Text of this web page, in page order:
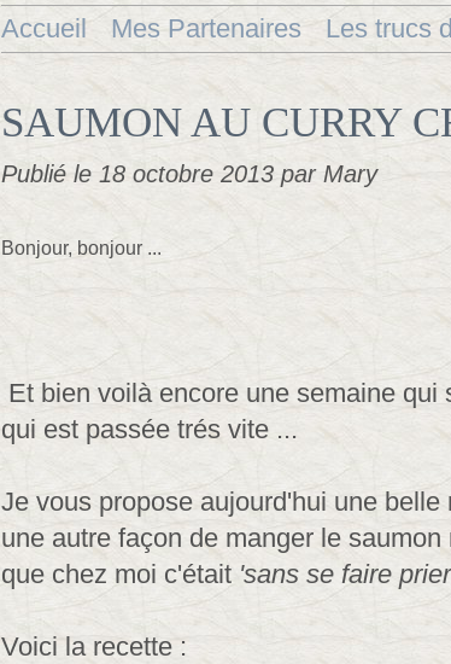
Accueil Mes Partenaires Les trucs
SAUMON AU CURRY
Publié le 18 octobre 2013 par Mary
Bonjour, bonjour ...
Et bien voilà encore une semaine qui
qui est passée trés vite ...
Je vous propose aujourd'hui une
une autre façon de manger le
que chez moi c'était 'sans se faire
Voici la recette :